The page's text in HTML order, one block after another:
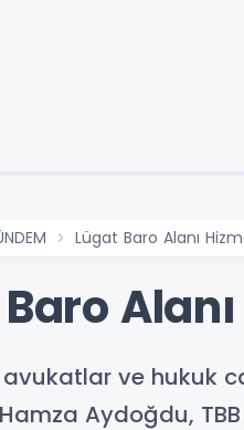
Lügat Baro Alanı
avukatlar ve hukuk
Aydoğdu,